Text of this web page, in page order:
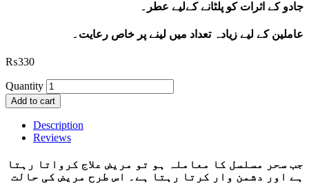
جادو کے اثرات کو پلٹانے کےلیے عطر۔
عاملین کے لیے زیادہ تعداد میں لینے پر خاص رعایت۔
₨330
Quantity
Add to cart
Description
Reviews
جب سحر مسلسل کا معاملہ ہو تو مریض علاج کرواتا رہتا
ہے اور دشمن وار کرتا رہتا ہے۔ اس طرح مریض کی حالت